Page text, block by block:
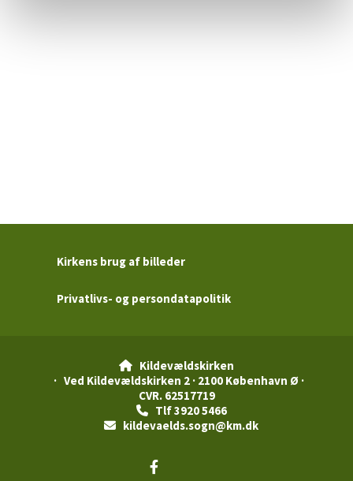
Kirkens brug af billeder
Privatlivs- og persondatapolitik

Kildevældskirken
· Ved Kildevældskirken 2 · 2100 København Ø ·
CVR. 62517719
Tlf 3920 5466
 kildevaelds.sogn@km.dk